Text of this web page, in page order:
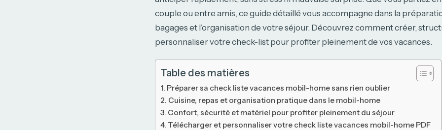
couple ou entre amis, ce guide détaillé vous accompagne dans la
bagages et l’organisation de votre séjour. Découvrez comment créer,
personnaliser votre check-list pour profiter pleinement de vos vacances.
Table des matières
Préparer sa check liste vacances mobil-home sans rien oublier
Cuisine, repas et organisation pratique dans le mobil-home
Confort, sécurité et matériel pour profiter pleinement du séjour
Télécharger et personnaliser votre check liste vacances mobil-home PDF